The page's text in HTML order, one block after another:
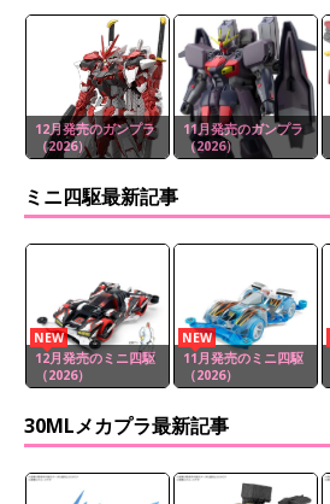
12月発売のガンプラ
（2026）
11月発売のガンプラ
（2026）
ミニ四駆最新記事
12月発売のミニ四駆
（2026）
NEW
11月発売のミニ四駆
（2026）
NEW
30MLメカプラ最新記事